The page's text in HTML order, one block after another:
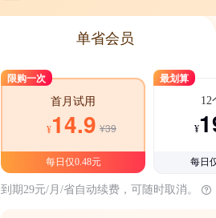
单省会员
限购一次
首月试用
¥14.9 ¥39
每日仅0.48元
最划算
12
¥
每日
到期29元/月/省自动续费，可随时取消。